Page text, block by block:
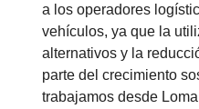
a los operadores
vehículos, ya que la
alternativos y la
parte del crecimiento
trabajamos desde